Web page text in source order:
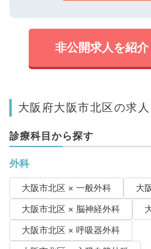
非公開求人を紹介
大阪府大阪市北区の求
診療科目から探す
外科
大阪市北区 × 一般外科
大
大阪市北区 × 脳神経外科
大阪市北区 × 呼吸器外科